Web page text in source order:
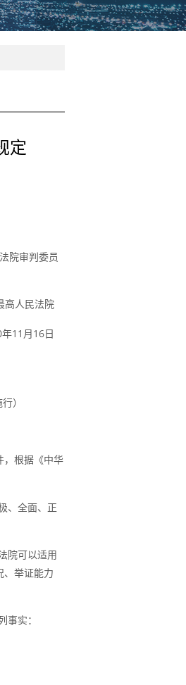
定
院审判委员
高人民法院
11月16日
）
，根据《中华
、全面、正
院可以适用
、举证能力
实：